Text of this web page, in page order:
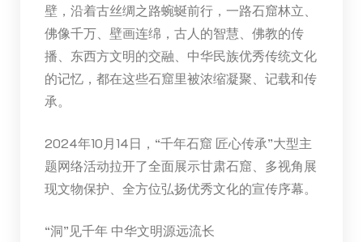
壁，沿着古丝绸之路蜿蜒前行，一路石窟林立、
佛像千万、壁画连绵，古人的智慧、佛教的传
播、东西方文明的交融、中华民族优秀传统文化
的记忆，都在这些石窟里被浓缩凝聚、记载和传
承。
2024年10月14日，“千年石窟 匠心传承”大型主
题网络活动拉开了全面展示甘肃石窟、多视角展
现文物保护、全方位弘扬优秀文化的宣传序幕。
“洞”见千年 中华文明源远流长